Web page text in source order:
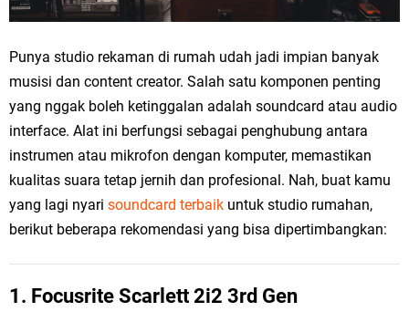
Punya studio rekaman di rumah udah jadi impian banyak
musisi dan content creator. Salah satu komponen penting
yang nggak boleh ketinggalan adalah soundcard atau audio
interface. Alat ini berfungsi sebagai penghubung antara
instrumen atau mikrofon dengan komputer, memastikan
kualitas suara tetap jernih dan profesional. Nah, buat kamu
yang lagi nyari soundcard terbaik untuk studio rumahan,
berikut beberapa rekomendasi yang bisa dipertimbangkan:
1. Focusrite Scarlett 2i2 3rd Gen